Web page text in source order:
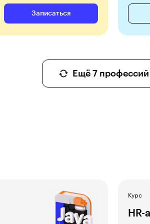
Записаться
Ещё 7 профессий
Курс
HR-